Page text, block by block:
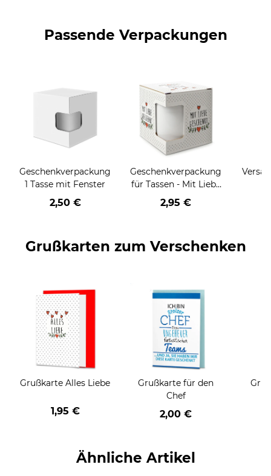
Passende Verpackungen
Geschenkverpackung
1 Tasse mit Fenster
2,50 €
Geschenkverpackung
für Tassen - Mit Liebe
geschenkt
2,95 €
Grußkarten zum Verschenken
Grußkarte Alles Liebe
1,95 €
Grußkarte für den
Chef
2,00 €
Ähnliche Artikel